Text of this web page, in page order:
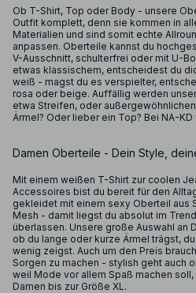
Ob T-Shirt, Top oder Body - unsere
Outfit komplett, denn sie kommen in
Materialien und sind somit echte
anpassen. Oberteile kannst du
V-Ausschnitt, schulterfrei oder mit U-
etwas klassischem, entscheidest du
weiß - magst du es verspielter,
rosa oder beige. Auffällig werden
etwa Streifen, oder
Ärmel? Oder lieber ein Top? Bei NA-
Damen Oberteile - Dein Style,
Mit einem weißen T-Shirt zur coolen
Accessoires bist du bereit für den
gekleidet mit einem sexy Oberteil aus
Mesh - damit liegst du absolut im
überlassen. Unsere große Auswahl an
ob du lange oder kurze Ärmel trägst,
wenig zeigst. Auch um den Preis
Sorgen zu machen - stylish geht auch
weil Mode vor allem Spaß machen
Damen bis zur Größe XL.